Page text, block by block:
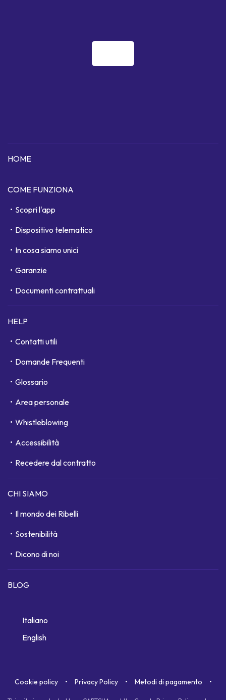
HOME
COME FUNZIONA
Scopri l'app
Dispositivo telematico
In cosa siamo unici
Garanzie
Documenti contrattuali
HELP
Contatti utili
Domande Frequenti
Glossario
Area personale
Whistleblowing
Accessibilità
Recedere dal contratto
CHI SIAMO
Il mondo dei Ribelli
Sostenibilità
Dicono di noi
BLOG
Italiano
English
Cookie policy Privacy Policy Metodi di pagamento